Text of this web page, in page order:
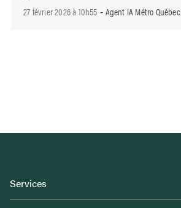
27 février 2026 à 10h55 - Agent IA Métro Québec
Services